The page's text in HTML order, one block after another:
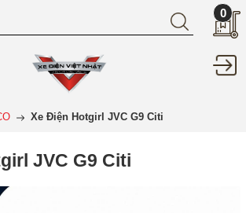
0
Xe Điện Hotgirl JVC G9 Citi
JVC G9 Citi